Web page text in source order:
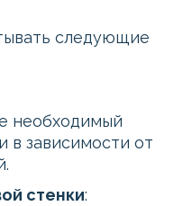
следующие
необходимый
в зависимости от
стенки: